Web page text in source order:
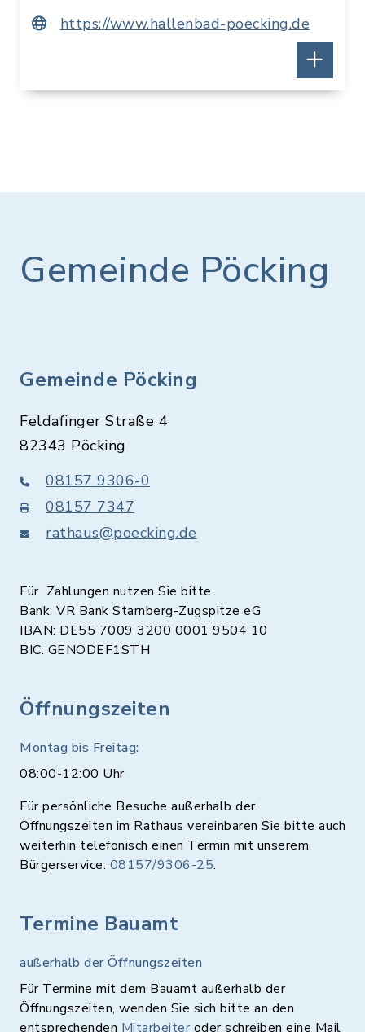
https://www.hallenbad-poecking.de
20.00 Uhr
20.00 Uhr
DO
Kinderspielenachmittag
Kindergeburtstage (bitte
anmelden)
15.00 - 17.00 Uhr
FR
7.00 - 9.30 Uhr und 16.00 -
18.00 Uhr
SO geschlossen
AN FEIERTAGEN
geschlossen
Wassergymnastik ohne Anmeldung. (nicht
Schwimmen ist dann nur im halben Becken
möglich.
Gemeinde Pöcking
Gemeinde Pöcking
Feldafinger Straße 4
82343 Pöcking
08157 9306-0
08157 7347
rathaus@poecking.de
Für Zahlungen nutzen Sie bitte
Bank: VR Bank Starnberg-Zugspitze eG
IBAN: DE55 7009 3200 0001 9504 10
BIC: GENODEF1STH
Öffnungszeiten
Montag bis Freitag:
08:00-12:00 Uhr
Für persönliche Besuche außerhalb der
Öffnungszeiten im Rathaus vereinbaren Sie bitte auch
weiterhin telefonisch einen Termin mit unserem
Bürgerservice: 08157/9306-25.
Termine Bauamt
außerhalb der Öffnungszeiten
Für Termine mit dem Bauamt außerhalb der
Öffnungszeiten, wenden Sie sich bitte an den
entsprechenden Mitarbeiter oder schreiben eine Mail